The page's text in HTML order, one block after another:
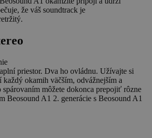
že váš soundtrack je
priestor. Dva ho ovládnu. Užívajte si
okamih väčším, odvážnejším a
spárovaním môžete dokonca prepojiť rôzne
Beosound A1 2. generácie s Beosound A1